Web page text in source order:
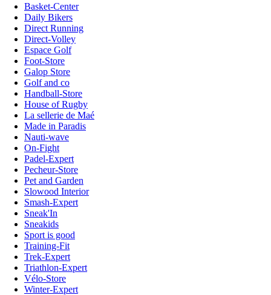
Basket-Center
Daily Bikers
Direct Running
Direct-Volley
Espace Golf
Foot-Store
Galop Store
Golf and co
Handball-Store
House of Rugby
La sellerie de Maé
Made in Paradis
Nauti-wave
On-Fight
Padel-Expert
Pecheur-Store
Pet and Garden
Slowood Interior
Smash-Expert
Sneak'In
Sneakids
Sport is good
Training-Fit
Trek-Expert
Triathlon-Expert
Vélo-Store
Winter-Expert